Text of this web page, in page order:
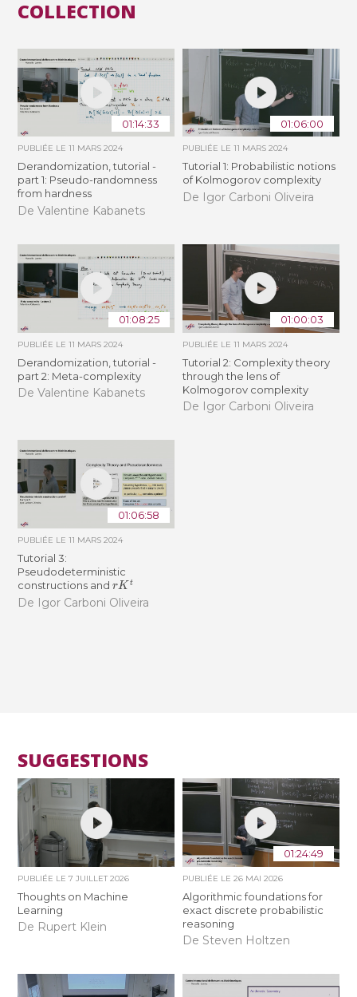
COLLECTION
01:14:33
PUBLIÉE LE11 MARS 2024
Derandomization, tutorial -
part 1: Pseudo-randomness
from hardness
De Valentine Kabanets
01:06:00
PUBLIÉE LE 11 MARS 2024
Tutorial 1: Probabilistic notions
of Kolmogorov complexity
De Igor Carboni Oliveira
01:08:25
PUBLIÉE LE11 MARS 2024
Derandomization, tutorial -
part 2: Meta-complexity
De Valentine Kabanets
01:00:03
PUBLIÉE LE 11 MARS 2024
Tutorial 2: Complexity theory
through the lens of
Kolmogorov complexity
De Igor Carboni Oliveira
01:06:58
PUBLIÉE LE11 MARS 2024
Tutorial 3:
Pseudodeterministic
constructions andrKt
De Igor Carboni Oliveira
SUGGESTIONS
PUBLIÉE LE7 JUILLET 2026
Thoughts on Machine
Learning
De Rupert Klein
01:24:49
PUBLIÉE LE 26 MAI 2026
Algorithmic foundations for
exact discrete probabilistic
reasoning
De Steven Holtzen